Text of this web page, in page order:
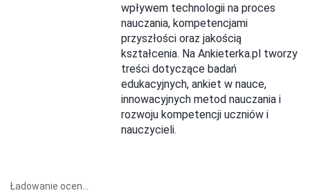
wpływem technologii na proces
nauczania, kompetencjami
przyszłości oraz jakością
kształcenia. Na Ankieterka.pl tworzy
treści dotyczące badań
edukacyjnych, ankiet w nauce,
innowacyjnych metod nauczania i
rozwoju kompetencji uczniów i
nauczycieli.
Ładowanie ocen...